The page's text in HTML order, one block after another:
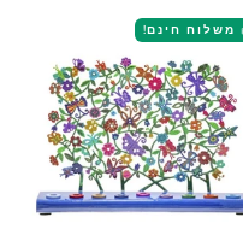
משלוח חינם!